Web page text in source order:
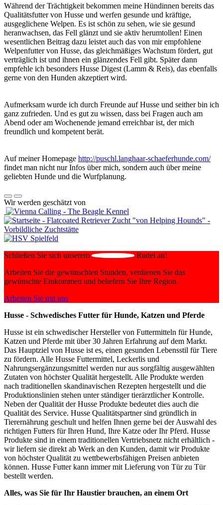
Während der Trächtigkeit bekommen meine Hündinnen bereits das
Qualitätsfutter von Husse und werfen gesunde und kräftige,
ausgeglichene Welpen. Es ist schön zu sehen, wie sie gesund
heranwachsen, das Fell glänzt und sie aktiv herumtollen! Einen
wesentlichen Beitrag dazu leistet auch das von mir empfohlene
Welpenfutter von Husse, das gleichmäßiges Wachstum fördert, gut
verträglich ist und ihnen ein glänzendes Fell gibt. Später dann
empfehle ich besonders Husse Digest (Lamm & Reis), das ebenfalls
gerne von den Hunden akzeptiert wird.
Aufmerksam wurde ich durch Freunde auf Husse und seither bin ich
ganz zufrieden. Und es gut zu wissen, dass bei Fragen auch am
Abend oder am Wochenende jemand erreichbar ist, der mich
freundlich und kompetent berät.
Auf meiner Homepage http://puschl.langhaar-schaeferhunde.com/
findet man nicht nur Infos über mich, sondern auch über meine
geliebten Hunde und die Wurfplanung.
Wir werden geschätzt von
Schließen Sie sich unserem
Rudel an!
Arbeiten Sie die gewünschten Stunden, verdienen Sie das
gewünschte Einkommen und beliefern Sie Ihre Region.
Arbeiten Sie mit uns
Husse - Schwedisches Futter für Hunde, Katzen und Pferde
Husse ist ein schwedischer Hersteller von Futtermitteln für Hunde,
Katzen und Pferde mit über 30 Jahren Erfahrung auf dem Markt.
Das Hauptziel von Husse ist es, einen gesunden Lebensstil für Tiere
zu fördern. Alle Husse Futtermittel, Leckerlis und
Nahrungsergänzungsmittel werden nur aus sorgfältig ausgewählten
Zutaten von höchster Qualität hergestellt. Alle Produkte werden
nach traditionellen skandinavischen Rezepten hergestellt und die
Produktionslinien stehen unter ständiger tierärztlicher Kontrolle.
Neben der Qualität der Husse Produkte bedeutet dies auch die
Qualität des Service. Husse Qualitätspartner sind gründlich in
Tierernährung geschult und helfen Ihnen gerne bei der Auswahl des
richtigen Futters für Ihren Hund, Ihre Katze oder Ihr Pferd. Husse
Produkte sind in einem traditionellen Vertriebsnetz nicht erhältlich -
wir liefern sie direkt ab Werk an den Kunden, damit wir Produkte
von höchster Qualität zu wettbewerbsfähigen Preisen anbieten
können. Husse Futter kann immer mit Lieferung von Tür zu Tür
bestellt werden.
Alles, was Sie für Ihr Haustier brauchen, an einem Ort